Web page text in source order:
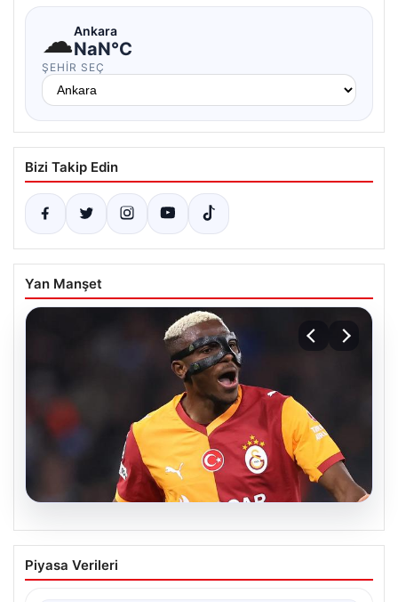
☁Ankara
NaN°C
ŞEHIR SEÇ
Bizi Takip Edin
Yan Manşet
08.08.2026
Galatasaray taraftarını korkutan Victor
Osimhen iddiası!
Piyasa Verileri